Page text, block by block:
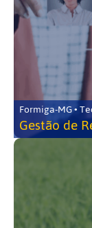
Formiga-MG •
Gestão de